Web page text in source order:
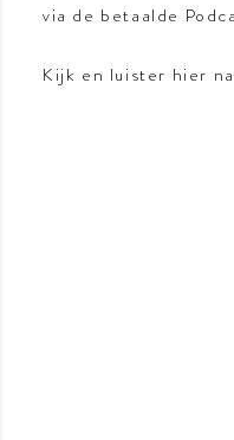
via de betaalde
Kijk en luister hier